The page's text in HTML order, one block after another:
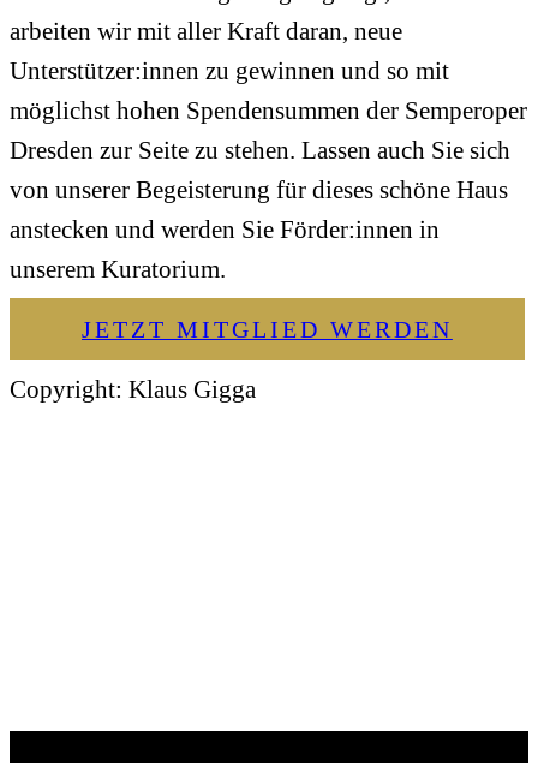
arbeiten wir mit aller Kraft daran, neue
Unterstützer:innen zu gewinnen und so mit
möglichst hohen Spendensummen der Semperoper
Dresden zur Seite zu stehen. Lassen auch Sie sich
von unserer Begeisterung für dieses schöne Haus
anstecken und werden Sie Förder:innen in
unserem Kuratorium.
JETZT MITGLIED WERDEN
Copyright: Klaus Gigga